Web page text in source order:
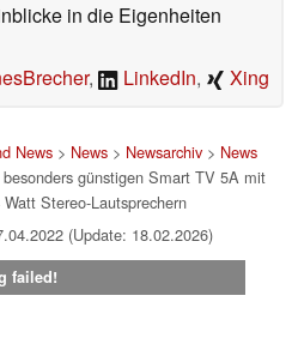
in die Eigenheiten
, LinkedIn, Xing
News> News> Newsarchiv> News
günstigen Smart TV 5A mit
Stereo-Lautsprechern
(Update: 18.02.2026)
failed!